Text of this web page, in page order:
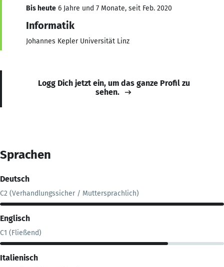
Bis heute 6 Jahre und 7 Monate, seit Feb. 2020
Informatik
Johannes Kepler Universität Linz
Logg Dich jetzt ein, um das ganze Profil zu
sehen.
Sprachen
Deutsch
C2 (Verhandlungssicher / Muttersprachlich)
Englisch
C1 (Fließend)
Italienisch